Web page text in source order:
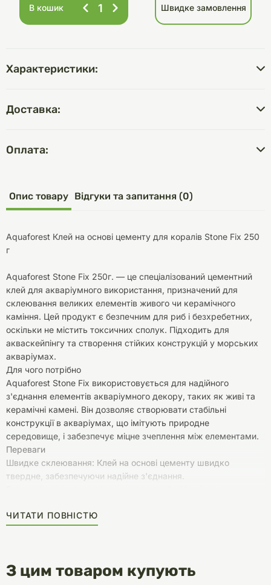
В кошик Швидке замовлення
Характеристики:
Доставка:
Оплата:
Опис товару Відгуки та запитання (0)
Aquaforest Клей на основі цементу для коралів Stone Fix 250
г
Aquaforest Stone Fix 250г. — це спеціалізований цементний
клей для акваріумного використання, призначений для
склеювання великих елементів живого чи керамічного
каміння. Цей продукт є безпечним для риб і безхребетних,
оскільки не містить токсичних сполук. Підходить для
акваскейпінгу та створення стійких конструкцій у морських
акваріумах.
Для чого потрібно
Aquaforest Stone Fix використовується для надійного
з'єднання елементів акваріумного декору, таких як живі та
керамічні камені. Він дозволяє створювати стабільні
конструкції в акваріумах, що імітують природне
середовище, і забезпечує міцне зчеплення між елементами.
Переваги
Швидке склеювання: Клей на основі цементу швидко
твердне, забезпечуючи надійне з'єднання.
риб та безхребетних.
Універсальність: Підходить для використання з різними
нанесення клею.
ЧИТАТИ ПОВНІСТЮ
З цим товаром купують